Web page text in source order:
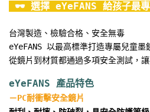
🕶 選擇 eYeFANS 給孩子最專
eYeFANS 以最高標準打造專屬兒童墨
從鏡片到材質都通過多項安全測試，